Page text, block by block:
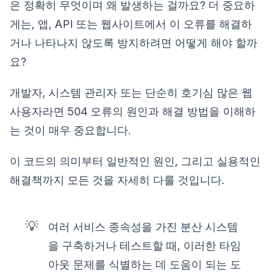
은 정확히 무엇이며 왜 발생하는 걸까요? 더 중요하
게는, 앱, API 또는 웹사이트에서 이 오류를 해결하
거나 나타나지 않도록 방지하려면 어떻게 해야 할까
요?
개발자, 시스템 관리자 또는 단순히 호기심 많은 웹
사용자라면 504 오류의 원인과 해결 방법을 이해하
는 것이 매우 중요합니다.
이 코드의 의미부터 일반적인 원인, 그리고 실용적인
해결책까지 모든 것을 자세히 다룰 것입니다.
💡
여러 서비스 종속성을 가진 분산 시스템
을 구축하거나 테스트할 때, 이러한 타임
아웃 문제를 식별하는 데 도움이 되는 도